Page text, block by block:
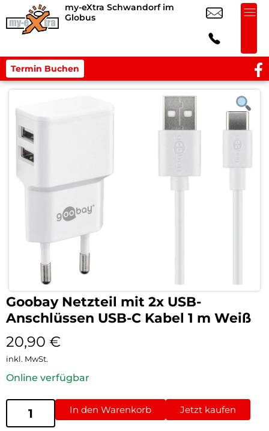
my-eXtra Schwandorf im
Globus
Termin Buchen
Goobay Netzteil mit 2x USB-
Anschlüssen USB-C Kabel 1 m Weiß
20,90 €
inkl. MwSt.
Online verfügbar
In den Warenkorb Jetzt kaufen